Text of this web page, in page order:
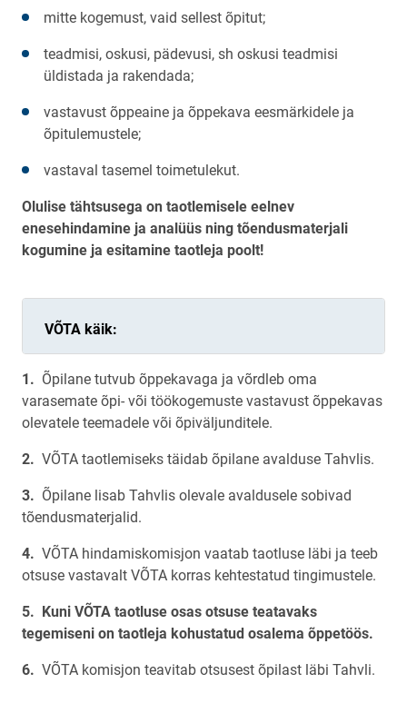
mitte kogemust, vaid sellest õpitut;
teadmisi, oskusi, pädevusi, sh oskusi teadmisi
üldistada ja rakendada;
vastavust õppeaine ja õppekava eesmärkidele ja
õpitulemustele;
vastaval tasemel toimetulekut.
Olulise tähtsusega on taotlemisele eelnev
enesehindamine ja analüüs ning tõendusmaterjali
kogumine ja esitamine taotleja poolt!
VÕTA käik:
Õpilane tutvub õppekavaga ja võrdleb oma
varasemate õpi- või töökogemuste vastavust õppekavas
olevatele teemadele või õpiväljunditele.
VÕTA taotlemiseks täidab õpilane avalduse Tahvlis.
Õpilane lisab Tahvlis olevale avaldusele sobivad
tõendusmaterjalid.
VÕTA hindamiskomisjon vaatab taotluse läbi ja teeb
otsuse vastavalt VÕTA korras kehtestatud tingimustele.
Kuni VÕTA taotluse osas otsuse teatavaks
tegemiseni on taotleja kohustatud osalema õppetöös.
VÕTA komisjon teavitab otsusest õpilast läbi Tahvli.